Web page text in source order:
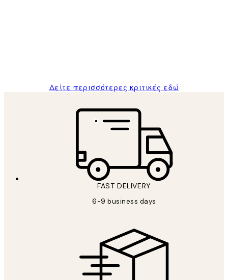
Δείτε περισσότερες κριτικές εδώ
FAST DELIVERY
6-9 business days